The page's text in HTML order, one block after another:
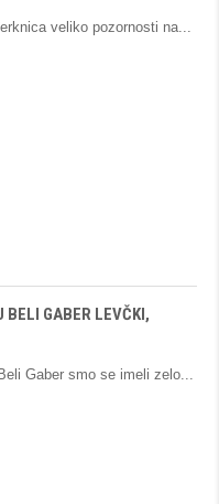
veliko pozornosti na
BELI GABER LEVČKI,
Gaber smo se imeli zelo